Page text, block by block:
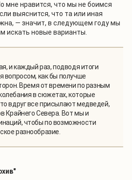
мне нравится, что мы не боимся
выяснится, что та или иная
— значит, в следующем году мы
искать новые варианты.
и каждый раз, подводя итоги
вопросом, как бы получше
Время от времени по разным
в сюжетах, которые
вдруг все присылают медведей,
Крайнего Севера. Вот мы и
чтобы по возможности
разнообразие.